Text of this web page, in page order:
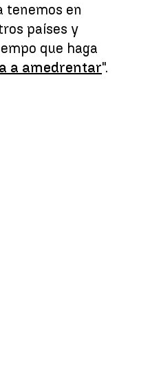
tenemos en
países y
que haga
a amedrentar".